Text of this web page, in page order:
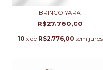
BRINCO YARA
R$27.760,00
10 x de R$2.776,00 sem juros